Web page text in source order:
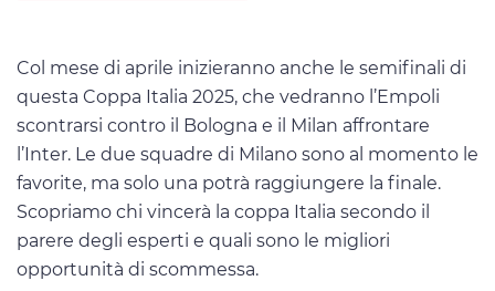
Col mese di aprile inizieranno anche le semifinali di
questa Coppa Italia 2025, che vedranno l’Empoli
scontrarsi contro il Bologna e il Milan affrontare
l’Inter. Le due squadre di Milano sono al momento le
favorite, ma solo una potrà raggiungere la finale.
Scopriamo chi vincerà la coppa Italia secondo il
parere degli esperti e quali sono le migliori
opportunità di scommessa.